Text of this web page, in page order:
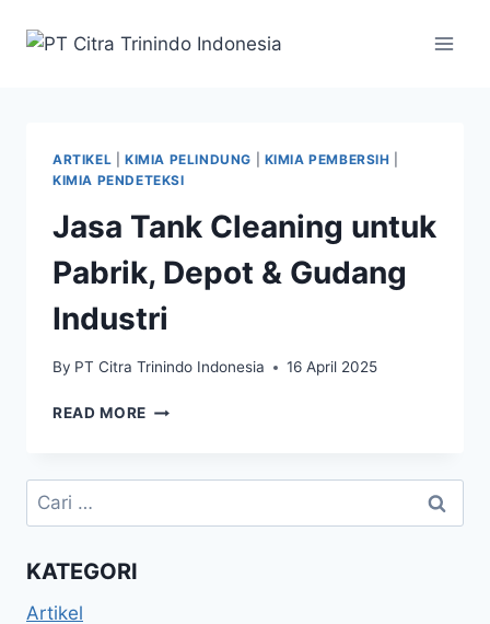
ARTIKEL KIMIA PELINDUNG KIMIA PEMBERSIH
KIMIA PENDETEKSI
Jasa Tank Cleaning untuk
Pabrik, Depot & Gudang
Industri
By PT Citra Trinindo Indonesia 16 April 2025
READ MORE
KATEGORI
Artikel